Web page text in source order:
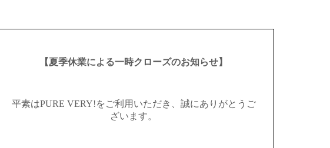
【夏季休業による一時クローズのお知らせ】
平素はPURE VERY!をご利用いただき、誠にありがとうご
ざいます。